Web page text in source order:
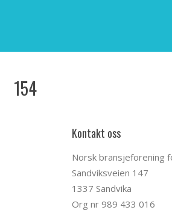
154
Kontakt oss
Norsk bransjeforening
Sandviksveien 147
1337 Sandvika
Org nr 989 433 016